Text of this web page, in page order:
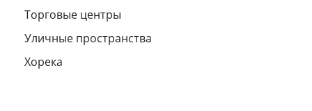
Торговые центры
Уличные пространства
Хорека